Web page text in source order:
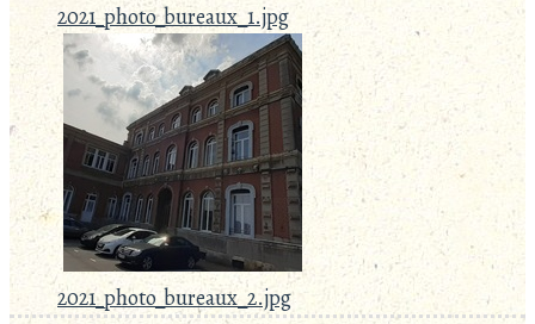
2021_photo_bureaux_1.jpg
2021_photo_bureaux_2.jpg